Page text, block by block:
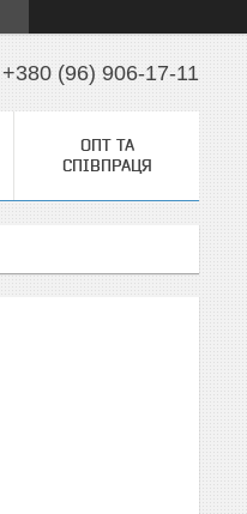
+380 (96) 906-17-11
ОПТ ТА
СПІВПРАЦЯ